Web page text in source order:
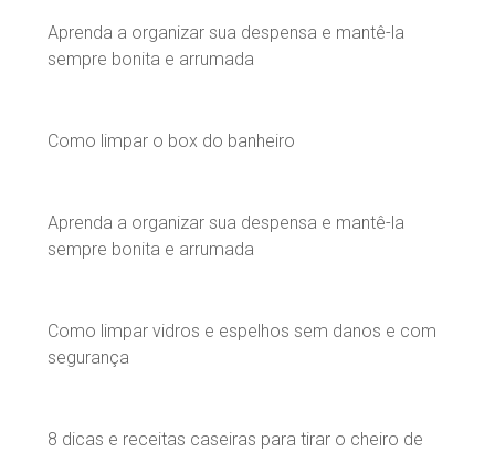
Aprenda a organizar sua despensa e mantê-la
sempre bonita e arrumada
Como limpar o box do banheiro
Aprenda a organizar sua despensa e mantê-la
sempre bonita e arrumada
Como limpar vidros e espelhos sem danos e com
segurança
8 dicas e receitas caseiras para tirar o cheiro de